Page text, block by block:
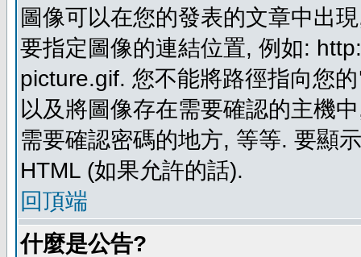
圖像可以在您的發表的文章中出
要指定圖像的連結位置, 例如:
picture.gif. 您不能將路徑指向您
以及將圖像存在需要確認的主機
需要確認密碼的地方, 等等. 要顯
HTML (如果允許的話).
回頂端
什麼是公告?